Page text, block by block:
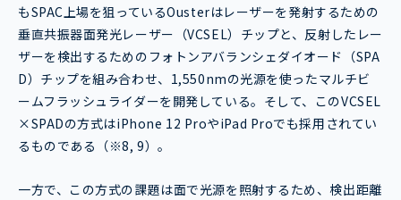
もSPAC上場を狙っているOusterはレーザーを発射するための
垂直共振器面発光レーザー（VCSEL）チップと、反射したレー
ザーを検出するためのフォトンアバランシェダイオード（SPA
D）チップを組み合わせ、1,550nmの光源を使ったマルチビ
ームフラッシュライダーを開発している。そして、このVCSEL
×SPADの方式はiPhone 12 ProやiPad Proでも採用されてい
るものである（※8, 9）。
一方で、この方式の課題は面で光源を照射するため、検出距離